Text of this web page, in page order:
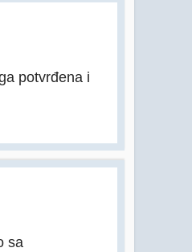
potvrđena i
sa